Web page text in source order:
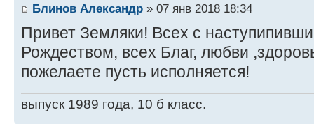
Блинов Александр » 07 янв 2018 18:34
Привет Земляки! Всех с
Рождеством, всех Благ, любви
пожелаете пусть исполняется!
выпуск 1989 года, 10 б класс.